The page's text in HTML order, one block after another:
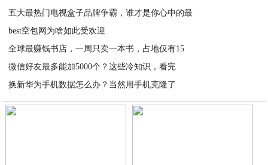
五大最热门电视盒子品牌争霸，谁才是你心中的最
best空包网为啥如此受欢迎
全球最赚钱书店，一周只卖一本书，占地仅有15
微信好友最多能加5000个？这些冷知识，看完
换新华为手机数据怎么办？当然用手机克隆了
2020-03-23